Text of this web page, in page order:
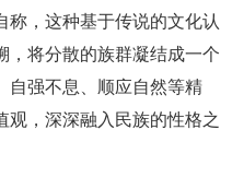
称，这种基于传说的文化认
，将分散的族群凝结成一个
自强不息、顺应自然等精
观，深深融入民族的性格之